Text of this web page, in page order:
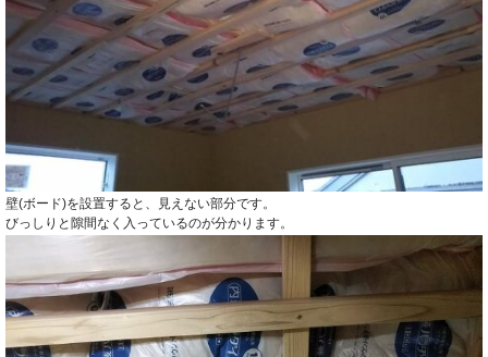
壁(ボード)を設置すると、見えない部分です。
びっしりと隙間なく入っているのが分かります。